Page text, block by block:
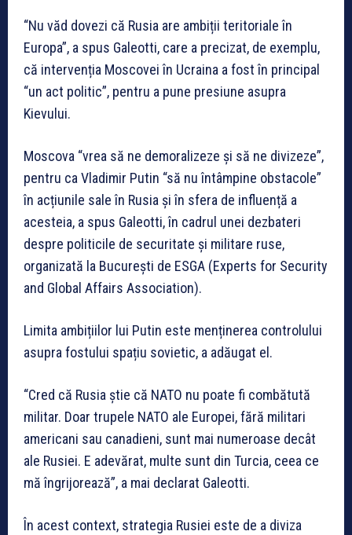
“Nu văd dovezi că Rusia are ambiții teritoriale în
Europa”, a spus Galeotti, care a precizat, de exemplu,
că intervenția Moscovei în Ucraina a fost în principal
“un act politic”, pentru a pune presiune asupra
Kievului.
Moscova “vrea să ne demoralizeze și să ne divizeze”,
pentru ca Vladimir Putin “să nu întâmpine obstacole”
în acțiunile sale în Rusia și în sfera de influență a
acesteia, a spus Galeotti, în cadrul unei dezbateri
despre politicile de securitate și militare ruse,
organizată la București de ESGA (Experts for Security
and Global Affairs Association).
Limita ambițiilor lui Putin este menținerea controlului
asupra fostului spațiu sovietic, a adăugat el.
“Cred că Rusia știe că NATO nu poate fi combătută
militar. Doar trupele NATO ale Europei, fără militari
americani sau canadieni, sunt mai numeroase decât
ale Rusiei. E adevărat, multe sunt din Turcia, ceea ce
mă îngrijorează”, a mai declarat Galeotti.
În acest context, strategia Rusiei este de a diviza